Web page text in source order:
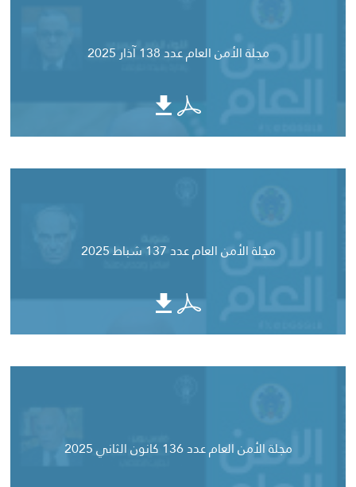
مجلة الأمن العام عدد 138 آذار 2025
مجلة الأمن العام عدد 137 شباط 2025
مجلة الأمن العام عدد 136 كانون الثاني 2025